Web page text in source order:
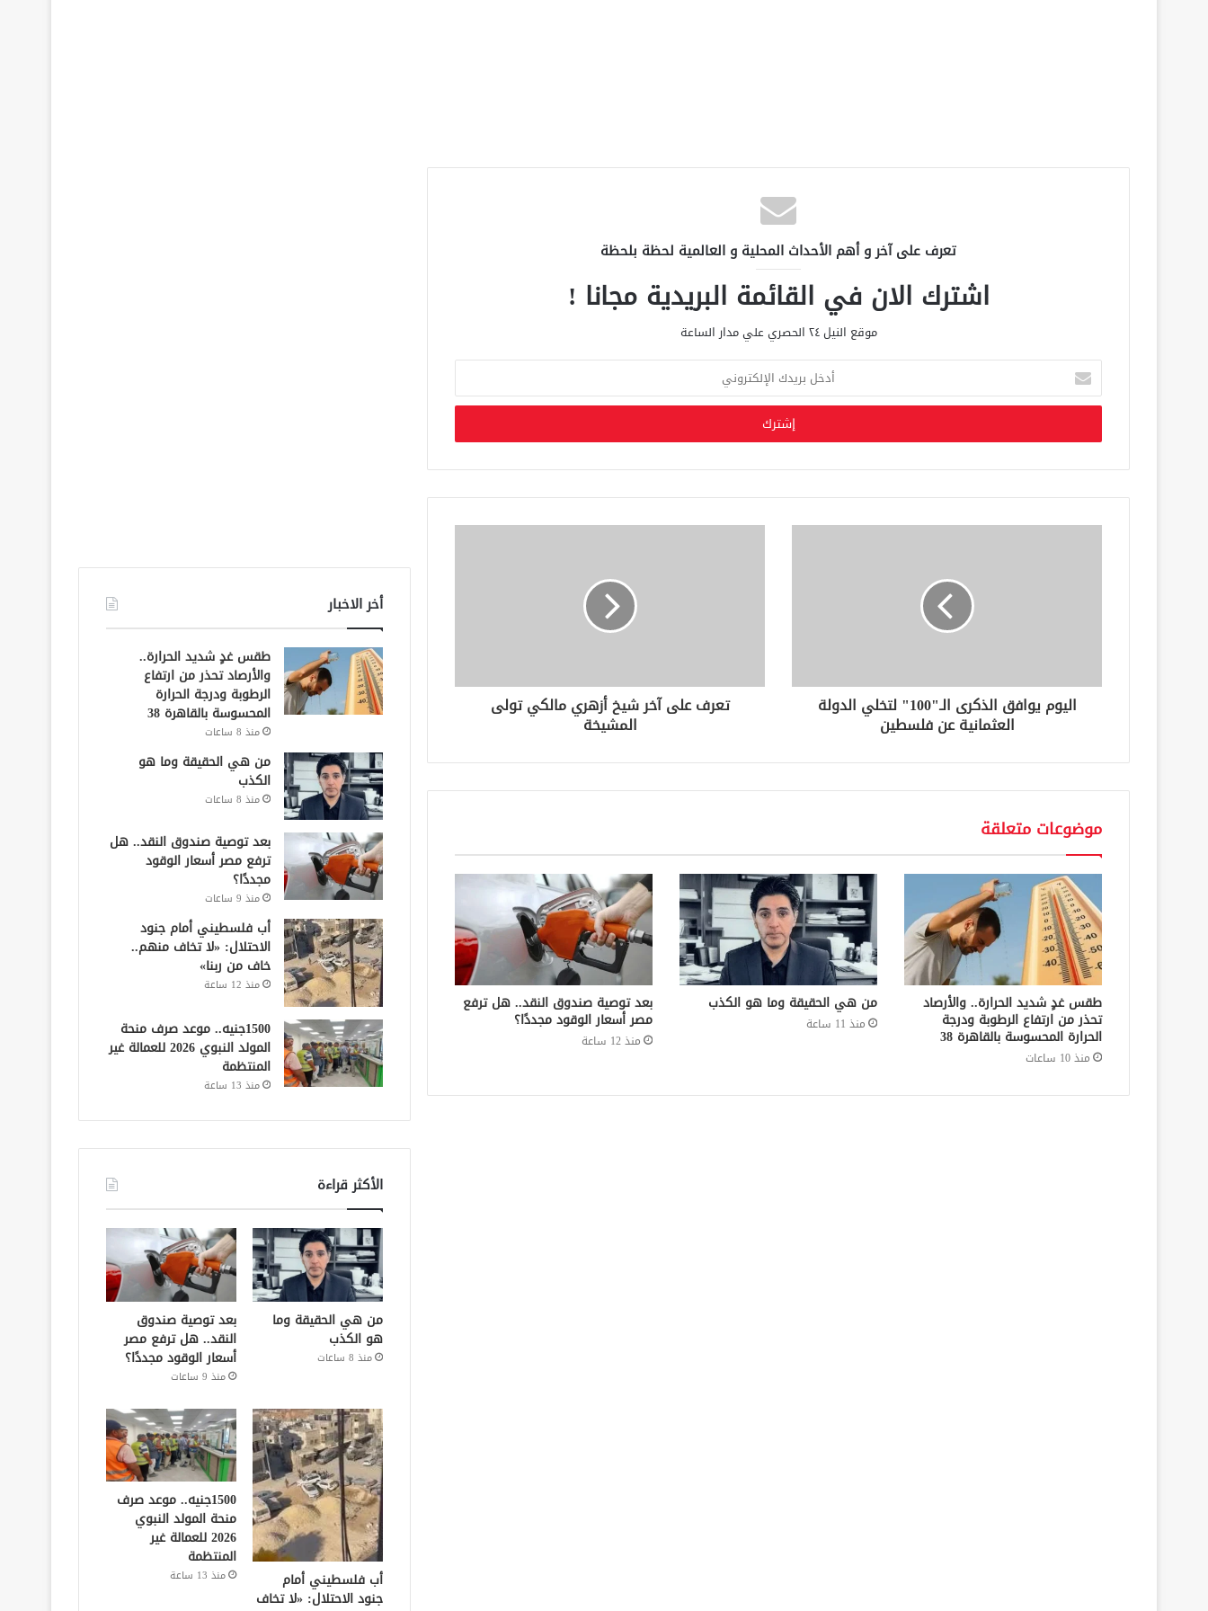
تعرف على آخر و أهم الأحداث المحلية و العالمية لحظة بلحظة
اشترك الان في القائمة البريدية مجانا !
موقع النيل ٢٤ الحصري علي مدار الساعة
خ
ب
د
ك
ن
اليوم يوافق الذكرى الـ"100" لتخلي الدولة
العثمانية عن فلسطين
تعرف على آخر شيخ أزهري مالكي تولى
المشيخة
موضوعات متعلقة
طقس غدٍ شديد الحرارة.. والأرصاد
تحذر من ارتفاع الرطوبة ودرجة
الحرارة المحسوسة بالقاهرة 38
منذ 10 ساعات
من هي الحقيقة وما هو الكذب
منذ 11 ساعة
بعد توصية صندوق النقد.. هل ترفع
مصر أسعار الوقود مجددًا؟
منذ 12 ساعة
أخر الاخبار
طقس غدٍ شديد الحرارة..
والأرصاد تحذر من ارتفاع
الرطوبة ودرجة الحرارة
المحسوسة بالقاهرة 38
منذ 8 ساعات
من هي الحقيقة وما هو
الكذب
منذ 8 ساعات
بعد توصية صندوق النقد.. هل
ترفع مصر أسعار الوقود
مجددًا؟
منذ 9 ساعات
أب فلسطيني أمام جنود
الاحتلال: «لا تخاف منهم..
خاف من ربنا»
منذ 12 ساعة
1500جنيه.. موعد صرف منحة
المولد النبوي 2026 للعمالة غير
المنتظمة
منذ 13 ساعة
الأكثر قراءة
من هي الحقيقة وما
هو الكذب
منذ 8 ساعات
بعد توصية صندوق
النقد.. هل ترفع مصر
أسعار الوقود مجددًا؟
منذ 9 ساعات
أب فلسطيني أمام
جنود الاحتلال: «لا تخاف
1500جنيه.. موعد صرف
منحة المولد النبوي
2026 للعمالة غير
المنتظمة
منذ 13 ساعة